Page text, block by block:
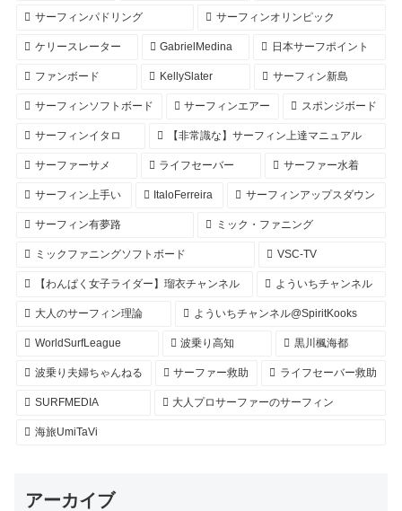
サーフィンパドリング サーフィンオリンピック
ケリースレーター GabrielMedina 日本サーフポイント
ファンボード KellySlater サーフィン新島
サーフィンソフトボード サーフィンエアー スポンジボード
サーフィンイタロ 【非常識な】サーフィン上達マニュアル
サーファーサメ ライフセーバー サーファー水着
サーフィン上手い ItaloFerreira サーフィンアップスダウン
サーフィン有夢路 ミック・ファニング
ミックファニングソフトボード VSC-TV
【わんぱく女子ライダー】瑠衣チャンネル よういちチャンネル
大人のサーフィン理論 よういちチャンネル@SpiritKooks
WorldSurfLeague 波乗り高知 黒川楓海都
波乗り夫婦ちゃんねる サーファー救助 ライフセーバー救助
SURFMEDIA 大人プロサーファーのサーフィン
海旅UmiTaVi
アーカイブ